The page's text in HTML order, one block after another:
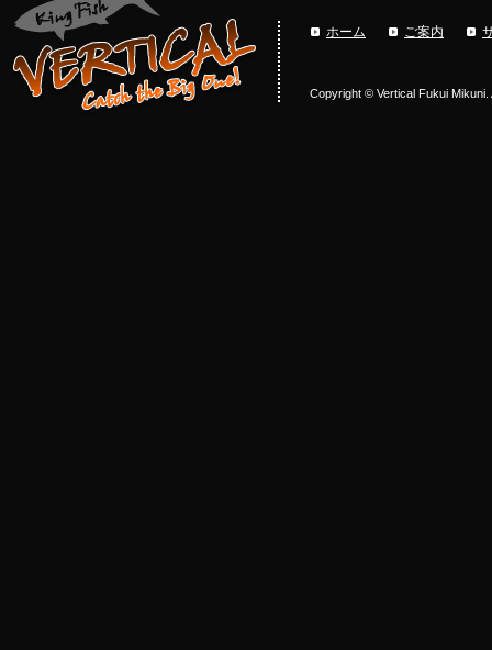
ホーム ご案内
Copyright © Vertical Fukui